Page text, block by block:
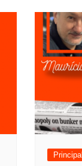
Principal